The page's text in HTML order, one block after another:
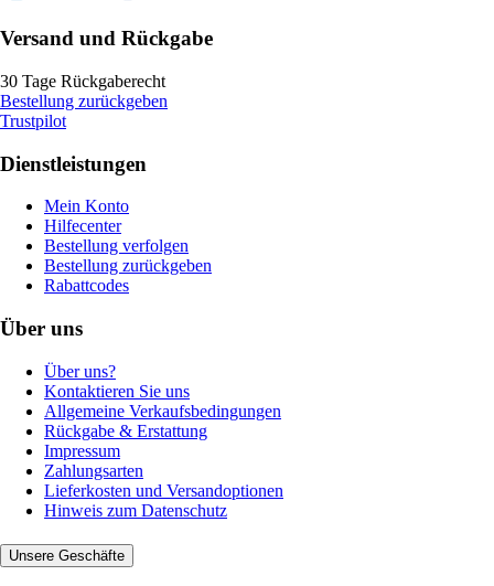
Versand und Rückgabe
30 Tage Rückgaberecht
Bestellung zurückgeben
Trustpilot
Dienstleistungen
Mein Konto
Hilfecenter
Bestellung verfolgen
Bestellung zurückgeben
Rabattcodes
Über uns
Über uns?
Kontaktieren Sie uns
Allgemeine Verkaufsbedingungen
Rückgabe & Erstattung
Impressum
Zahlungsarten
Lieferkosten und Versandoptionen
Hinweis zum Datenschutz
Unsere Geschäfte